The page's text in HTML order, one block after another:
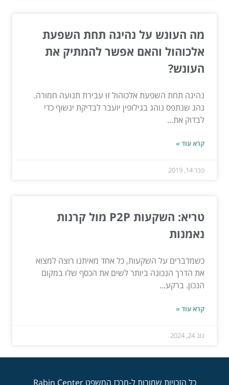
מה העונש על נהיגה תחת השפעת
אלכוהול והאם אפשר להמתיק את
העונש?
נהיגה תחת השפעת אלכוהול זו עבירת תנועה חמורה.
נהג שנתפס נוהג בגילופין יועבר לבדיקת ינשוף כדי
לבדוק את...
קרא עוד »
פבר 14, 2019
טריא: השקעות P2P מול קרנות
נאמנות
כשמדברים על השקעות, כל אחד מאיתנו רוצה למצוא
את הדרך הנכונה ביותר לשים את הכסף שלו במקום
הנכון. ברקע...
קרא עוד »
נוב 24, 2024
כל הזכויות שמורות ל-מרכז המשפט Rabin Center